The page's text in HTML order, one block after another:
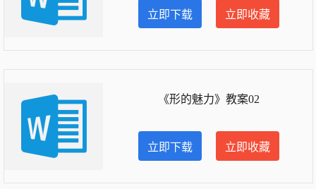
立即下载 立即收藏
《形的魅力》教案02
立即下载 立即收藏